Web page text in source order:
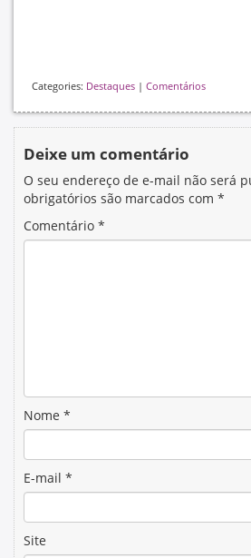
Categories: Destaques | Comentários
Deixe um comentário
O seu endereço de e-mail não será
obrigatórios são marcados com *
Comentário *
Nome *
E-mail *
Site